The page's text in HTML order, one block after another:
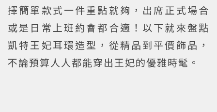
擇簡單款式一件重點就夠，出席正式場合
或是日常上班約會都合適！以下就來盤點
凱特王妃耳環造型，從精品到平價飾品，
不論預算人人都能穿出王妃的優雅時髦。